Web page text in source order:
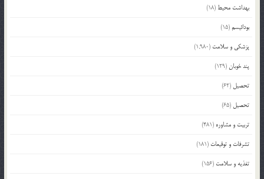
بهداشت محیط (18)
بودائیسم(15)
پزشکی و سلامت (1,980)
پند خوبان (129)
تحصیل (62)
تحصیل (65)
تربیت و مشاوره (481)
تشرفات و توقیعات (181)
تغذیه و سلامت (156)